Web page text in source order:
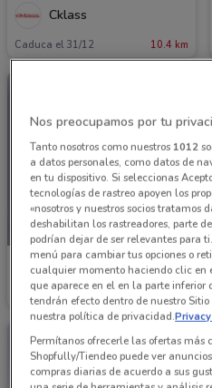
Cklass
Caduca el 31/12 10.4 km
PRÓXIMAMENTE
Cklass
Inicio 01/09 10.4 km
Nos preocupamos por tu
Tanto nosotros como nuestros 1012
a datos personales, como datos de
en tu dispositivo. Si seleccionas
tecnologías de rastreo apoyen los
«nosotros y nuestros socios tratamos
deshabilitan los rastreadores, parte
podrían dejar de ser relevantes para
menú para cambiar tus opciones o
cualquier momento haciendo clic en
que aparece en el en la parte inferior
tendrán efecto dentro de nuestro
nuestra política de privacidad.
Permítanos ofrecerle las ofertas más
Shopfully/Tiendeo puede ver
compras diarias de acuerdo a sus